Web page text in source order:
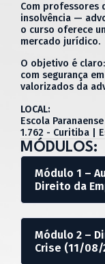
Com professores
insolvência —
o curso oferece
mercado jurídico.
O objetivo é
com segurança
valorizados da
LOCAL:
Escola
1.762 - Curitiba |
MÓDULOS:
Módulo 1 –
Direito da
Módulo 2 –
Crise (11/08/